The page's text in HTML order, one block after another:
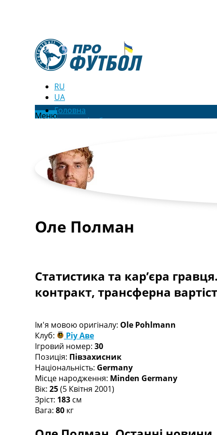
RU
UA
МенюГоловна
Новини футболу
Футбольні трансфери
Останні коментарі
Конкурс прогнозів
Логін
Рейтінги
Турніри
Англія. Прем’єр-Ліга
Іспанія. Ла Ліга
Ще Турніри >>>
Чемпіонат Світу. Турнирні таблиці
Таблиця УПЛ
Перша Ліга
Таблиця АПЛ
Таблиця Ла Ліги
Таблиця Ліги Чемпіонів
Всі таблиці >>>
Рейтинги
Рейтинг ФІФА
Оле Полман
Статистика та кар’єра
контракт, трансферна
Ім'я мовою оригіналу: Ole Pohlmann
Клуб:
Ріу Аве
Ігровий номер: 30
Позиція: Півзахисник
Національність: Germany
Місце народження: Minden Germany
Вік: 25(5 Квітня 2001)
Зріст: 183 см
Вага: 80 кг